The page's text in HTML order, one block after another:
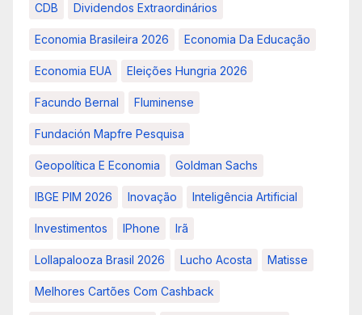
CDB Dividendos Extraordinários
Economia Brasileira 2026 Economia Da Educação
Economia EUA Eleições Hungria 2026
Facundo Bernal Fluminense
Fundación Mapfre Pesquisa
Geopolítica E Economia Goldman Sachs
IBGE PIM 2026 Inovação Inteligência Artificial
Investimentos IPhone Irã
Lollapalooza Brasil 2026 Lucho Acosta Matisse
Melhores Cartões Com Cashback